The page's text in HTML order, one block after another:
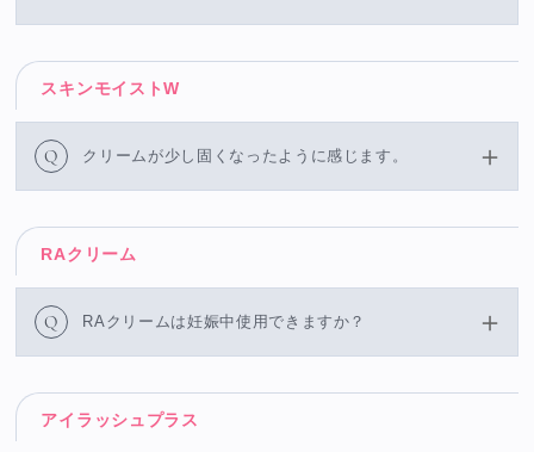
スキンモイストW
Q クリームが少し固くなったように感じます。
RAクリーム
Q RAクリームは妊娠中使用できますか？
アイラッシュプラス